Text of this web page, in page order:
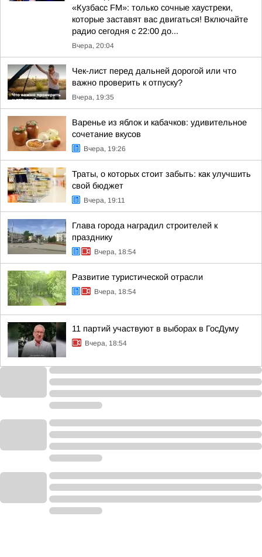
«Кузбасс FM»: только сочные хаустреки,
которые заставят вас двигаться! Включайте
радио сегодня с 22:00 до...
Вчера, 20:04
Чек-лист перед дальней дорогой или что
важно проверить к отпуску?
Вчера, 19:35
Варенье из яблок и кабачков: удивительное
сочетание вкусов
Вчера, 19:26
Траты, о которых стоит забыть: как улучшить
свой бюджет
Вчера, 19:11
Глава города наградил строителей к
празднику
Вчера, 18:54
Развитие туристической отрасли
Вчера, 18:54
11 партий участвуют в выборах в ГосДуму
Вчера, 18:54